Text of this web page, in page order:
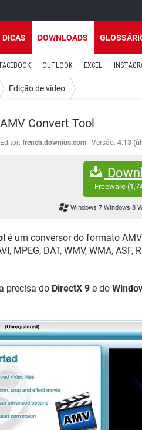
DICAS DOWNLOADS
FACEBOOK OUTLOOK EXCEL
Edição de vídeo
AMV Convert Tool
Editor: french.downius.com Versão: 4.13
Freeware
Windows 7 Windows 8
é um conversor do formato
MPEG, DAT, WMV, WMA, ASF,
precisa do DirectX 9 e do